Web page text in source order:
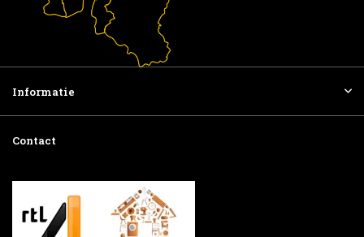
Informatie
Contact